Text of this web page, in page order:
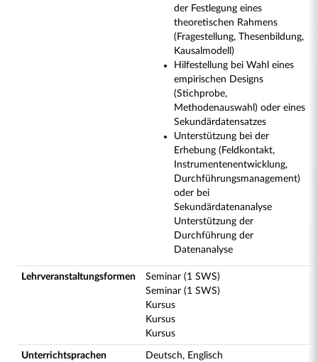
der Festlegung eines
theoretischen Rahmens
(Fragestellung, Thesenbildung,
Kausalmodell)
Hilfestellung bei Wahl eines
empirischen Designs
(Stichprobe,
Methodenauswahl) oder eines
Sekundärdatensatzes
Unterstützung bei der
Erhebung (Feldkontakt,
Instrumentenentwicklung,
Durchführungsmanagement)
oder bei
Sekundärdatenanalyse
Unterstützung der
Durchführung der
Datenanalyse
Lehrveranstaltungsformen
Seminar (1 SWS)
Seminar (1 SWS)
Kursus
Kursus
Kursus
Unterrichtsprachen Deutsch, Englisch